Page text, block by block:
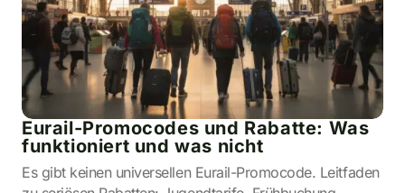
Eurail-Promocodes und Rabatte: Was
funktioniert und was nicht
Es gibt keinen universellen Eurail-Promocode. Leitfaden